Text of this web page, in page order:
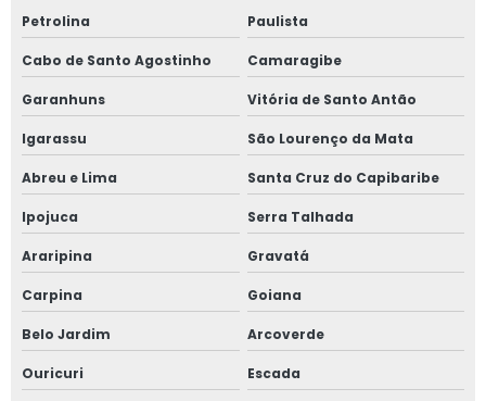
Soluções de segurança em máquinas industriais
Soluções de segurança em máquinas agrícolas
Soluções de segurança em máquinas mineradoras
Serviço de inspeção de máquinas
Serviço de inspeção de máquinas pesadas
Serviço de inspeção de máquinas e equipamentos
Serviço de inspeção de máquinas industriais
Serviço de inspeção de equipamentos
Serviço de inspeção de equipamentos preço
Serviço de inspeção de equipamentos valor
Petrolina Paulista
Cabo de Santo Agostinho Camaragibe
Garanhuns Vitória de Santo Antão
Igarassu São Lourenço da Mata
Abreu e Lima Santa Cruz do Capibaribe
Ipojuca Serra Talhada
Araripina Gravatá
Carpina Goiana
Belo Jardim Arcoverde
Ouricuri Escada